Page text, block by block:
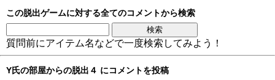
この脱出ゲームに対する全てのコメントから検索
質問前にアイテム名などで一度検索してみよう！
Y氏の部屋からの脱出４ にコメントを投稿